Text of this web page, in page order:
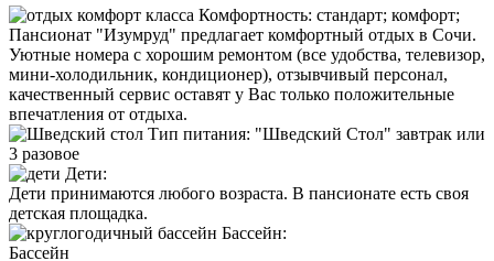
Комфортность: стандарт; комфорт;
Пансионат "Изумруд" предлагает комфортный отдых в Сочи.
Уютные номера с хорошим ремонтом (все удобства, телевизор,
мини-холодильник, кондиционер), отзывчивый персонал,
качественный сервис оставят у Вас только положительные
впечатления от отдыха.
Тип питания: "Шведский Стол" завтрак или
3 разовое
Дети:
Дети принимаются любого возраста. В пансионате есть своя
детская площадка.
Бассейн:
Бассейн